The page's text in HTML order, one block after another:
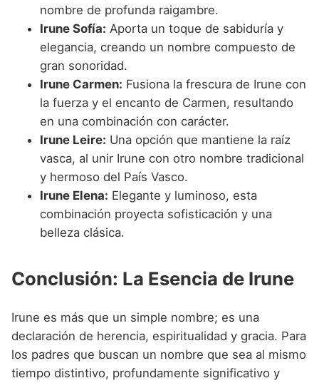
nombre de profunda raigambre.
Irune Sofía: Aporta un toque de sabiduría y
elegancia, creando un nombre compuesto de
gran sonoridad.
Irune Carmen: Fusiona la frescura de Irune con
la fuerza y el encanto de Carmen, resultando
en una combinación con carácter.
Irune Leire: Una opción que mantiene la raíz
vasca, al unir Irune con otro nombre tradicional
y hermoso del País Vasco.
Irune Elena: Elegante y luminoso, esta
combinación proyecta sofisticación y una
belleza clásica.
Conclusión: La Esencia de Irune
Irune es más que un simple nombre; es una
declaración de herencia, espiritualidad y gracia. Para
los padres que buscan un nombre que sea al mismo
tiempo distintivo, profundamente significativo y